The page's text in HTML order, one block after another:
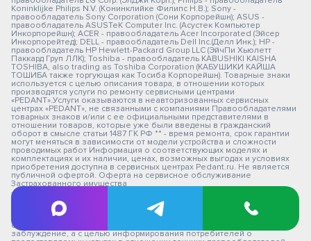
Koninklijke Philips N.V. (Конинклийке Филипс Н.В.); Sony -
правообладатель Sony Corporation (Сони Корпорейшн); ASUS -
правообладатель ASUSTeK Computer Inc. (Асустек Компьютер
Инкорпорейшн); ACER - правообладатель Acer Incorporated (Эйсер
Инкорпорейтед); DELL - правообладатель Dell Inc.(Делл Инк.); HP -
правообладатель HP Hewlett-Packard Group LLC (ЭйчПи Хьюлетт
Паккард Груп ЛЛК); Toshiba - правообладатель KABUSHIKI KAISHA
TOSHIBA, also trading as Toshiba Corporation (КАБУШИКИ КАЙША
ТОШИБА также торгующая как Тосиба Корпорейшн). Товарные знаки
используется с целью описания товара, в отношении которых
производятся услуги по ремонту сервисными центрами
«PEDANT».Услуги оказываются в неавторизованных сервисных
центрах «PEDANT», не связанными с компаниями Правообладателями
товарных знаков и/или с ее официальными представителями в
отношении товаров, которые уже были введены в гражданский
оборот в смысле статьи 1487 ГК РФ ** - время ремонта, срок гарантии
могут меняться в зависимости от модели устройства и сложности
проводимых работ Информация о соответствующих моделях и
комплектациях и их наличии, ценах, возможных выгодах и условиях
приобретения доступна в сервисных центрах Pedant.ru. Не является
публичной офертой. Оферта на сервисное обслуживание
Застрахованного имущества
— СЦ не является уполномоченной организацией продавца,
импортера, изготовителя.
— СЦ "Педант" не является авторизованным сервис центром.
— Обозначение используется не с целью индивидуализации
соответствующих услуг по ремонту и введения посетителей в
заблуждение, а с целью информирования потребителей о